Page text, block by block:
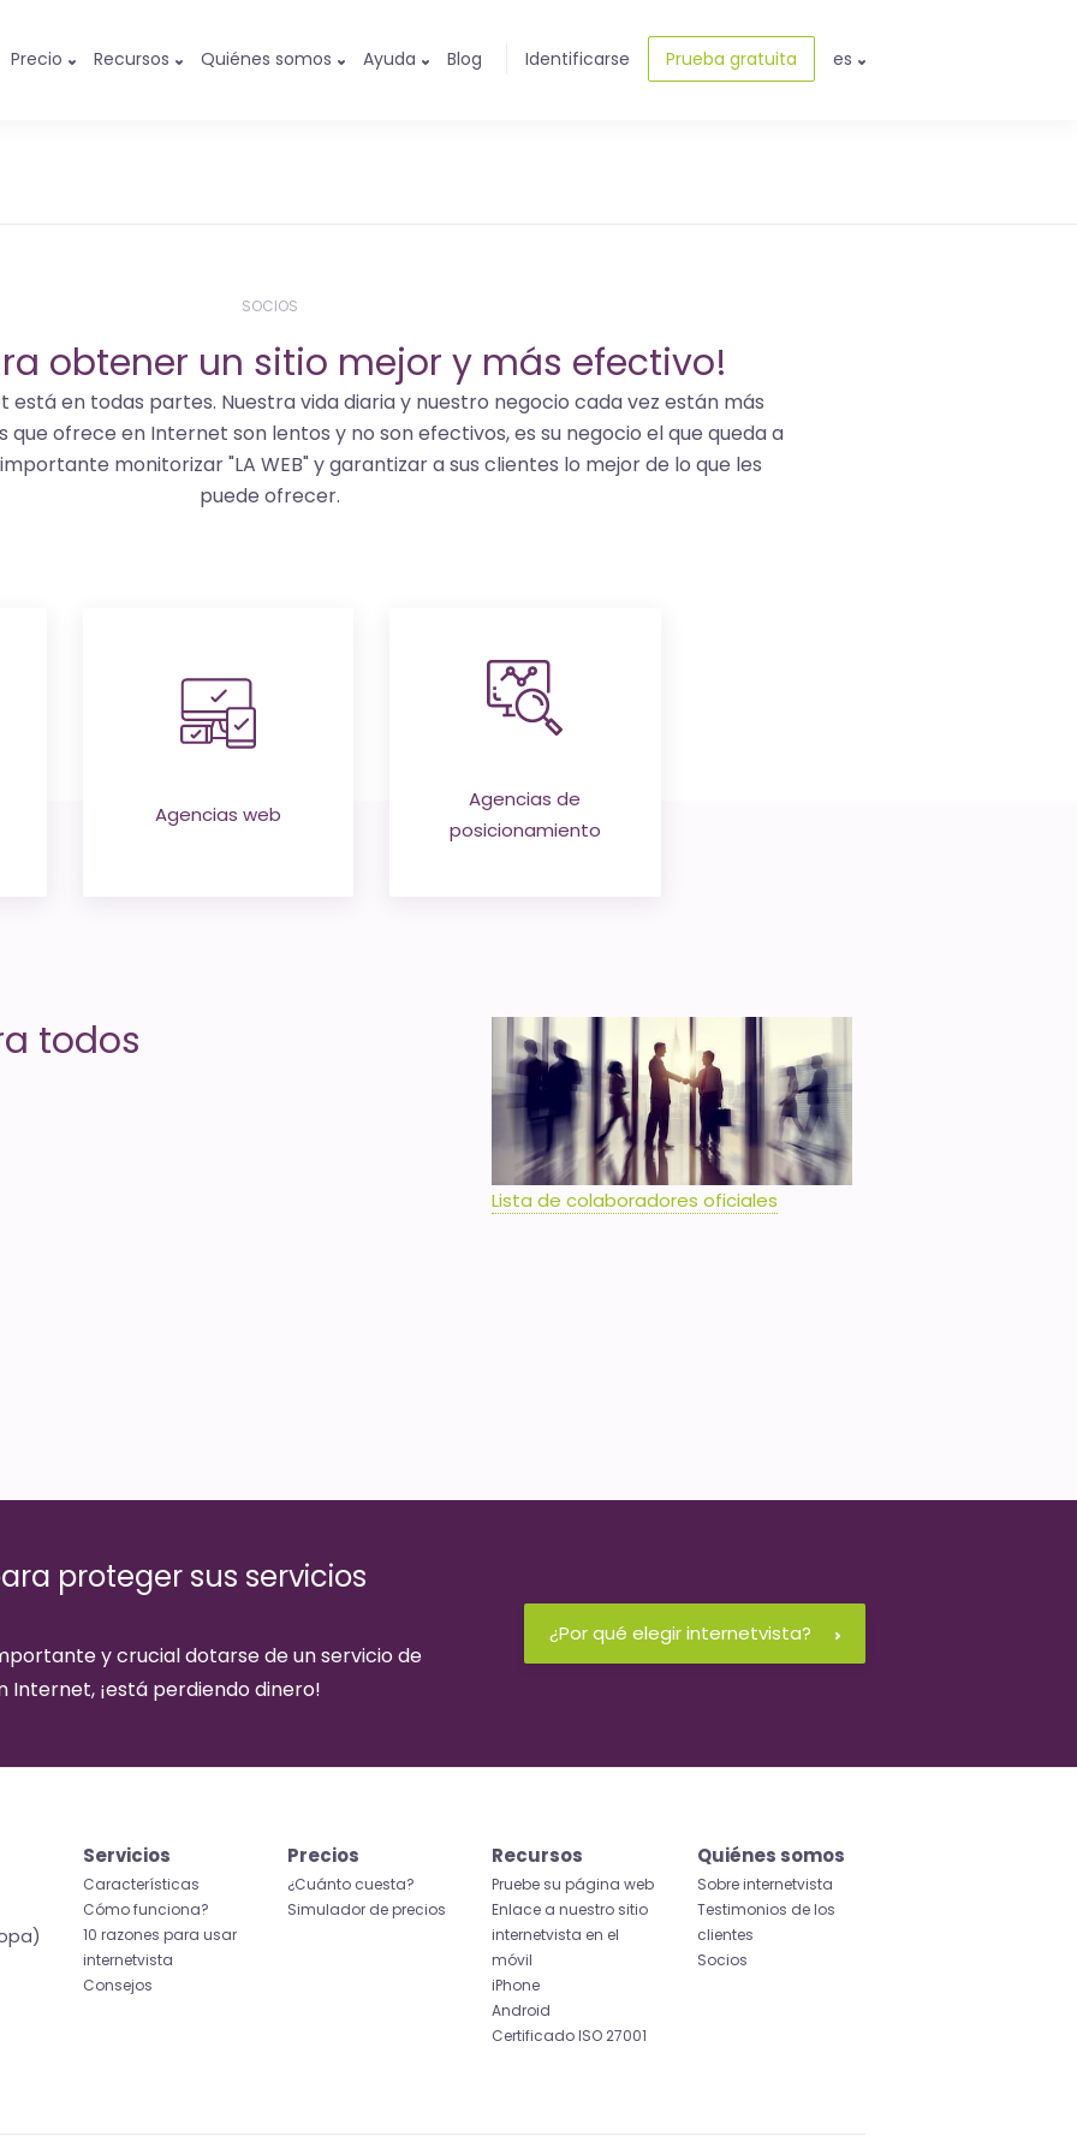
Precio Recursos Quiénes somos Ayuda Blog Identificarse Prueba gratuita es
SOCIOS
obtener un sitio mejor y más efectivo!
está en todas partes. Nuestra vida diaria y nuestro negocio cada vez están más
que ofrece en Internet son lentos y no son efectivos, es su negocio el que queda a
monitorizar "LA WEB" y garantizar a sus clientes lo mejor de lo que les
puede ofrecer.
Agencias web
Agencias de
posicionamiento
todos
Lista de colaboradores oficiales
proteger sus servicios
y crucial dotarse de un servicio de
Internet, ¡está perdiendo dinero!
¿Por qué elegir internetvista?
Servicios
Características
Cómo funciona?
10 razones para usar
internetvista
Consejos
Precios
¿Cuánto cuesta?
Simulador de precios
Recursos
Pruebe su página web
Enlace a nuestro sitio
internetvista en el
móvil
iPhone
Android
Certificado ISO 27001
Quiénes somos
Sobre internetvista
Testimonios de los
clientes
Socios